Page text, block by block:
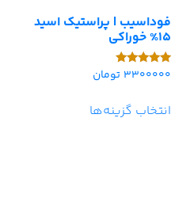
فوداسیب | پراستیک اسید
15% خوراکی
امتیاز
3300000 تومان
انتخاب گزینه‌ها